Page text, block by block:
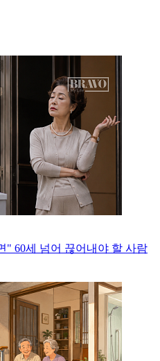
" 60세 넘어 끊어내야 할 사람